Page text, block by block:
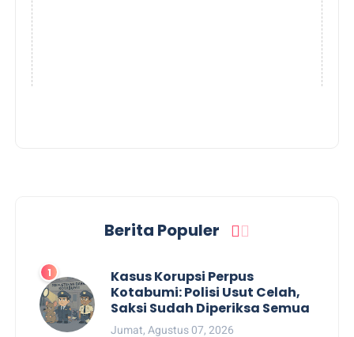
Berita Populer
Kasus Korupsi Perpus
Kotabumi: Polisi Usut Celah,
Saksi Sudah Diperiksa Semua
Jumat, Agustus 07, 2026